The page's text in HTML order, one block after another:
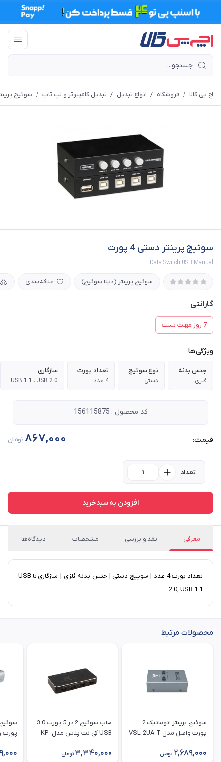
اچ پی کالا / فروشگاه / انواع تبدیل / تبدیل کامپیوتر و لپ تاپ / سوئیچ
سوئیچ پرینتر دستی 4 پورت
Data Switch USB Manual
سوئیچ پرینتر (دیتا سوئیچ) علاقه‌مندی
گارانتی
7 روز مهلت تست
ویژگی‌ها
جنس بدنه
فلزی
نوع سوئیچ
دستی
تعداد پورت
4 عدد
سازگاری
USB 1.1 ، USB 2.0
کد محصول : 156115875
قیمت: 867,000 تومان
تعداد
افزودن به سبدخرید
معرفی نقد و بررسی مشخصات دیدگاه‌ها
تعداد پورت 4 عدد | سوییچ دستی | جنس بدنه فلزی | سازگاری با USB
2.0, USB 1.1
محصولات مرتبط
سوئیچ پرینتر اتوماتیک 2
پورت واصل مدل VSL-2UA-T
2,689,000 تومان
هاب سوئیچ 2 در 5 پورت 3.0
USB کی نت پلاس مدل KP-
3,340,000 تومان
پورت